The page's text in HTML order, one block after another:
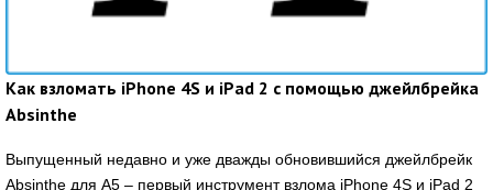
Как взломать iPhone 4S и iPad 2 с помощью джейлбрейка
Absinthe
Выпущенный недавно и уже дважды обновившийся джейлбрейк
Absinthe для А5 – первый инструмент взлома iPhone 4S и iPad 2